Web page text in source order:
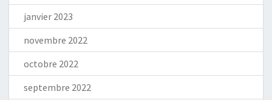
janvier 2023
novembre 2022
octobre 2022
septembre 2022